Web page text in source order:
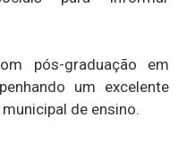
pós-graduação em
um excelente
de ensino.